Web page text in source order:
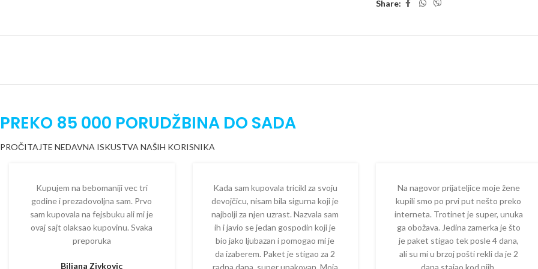
Tricikl poseduje isklopivi oslonac za noge
EVA točkovi omogućavaju tihu,
Posebna prednost modela jebrza i
se većina elemenata postavlja praktičnim
Tehničke karakteristike:
Share:
PREKO 85 000 PORUDŽBINA DO SADA
PROČITAJTE NEDAVNA ISKUSTVA NAŠIH KORISNIKA
Kupujem na bebomaniji vec tri
godine i prezadovoljna sam. Prvo
sam kupovala na fejsbuku ali mi je
ovaj sajt olaksao kupovinu. Svaka
preporuka
Biljana Zivkovic
Kada sam kupovala tricikl za svoju
devojčicu, nisam bila sigurna koji je
najbolji za njen uzrast. Nazvala sam
ih i javio se jedan gospodin koji je
bio jako ljubazan i pomogao mi je
da izaberem. Paket je stigao za 2
radna dana, super upakovan. Moja
Na nagovor prijateljice moje žene
kupili smo po prvi put nešto preko
interneta. Trotinet je super, unuka
ga obožava. Jedina zamerka je što
je paket stigao tek posle 4 dana,
ali su mi u brzoj pošti rekli da je 2
dana stajao kod njih.